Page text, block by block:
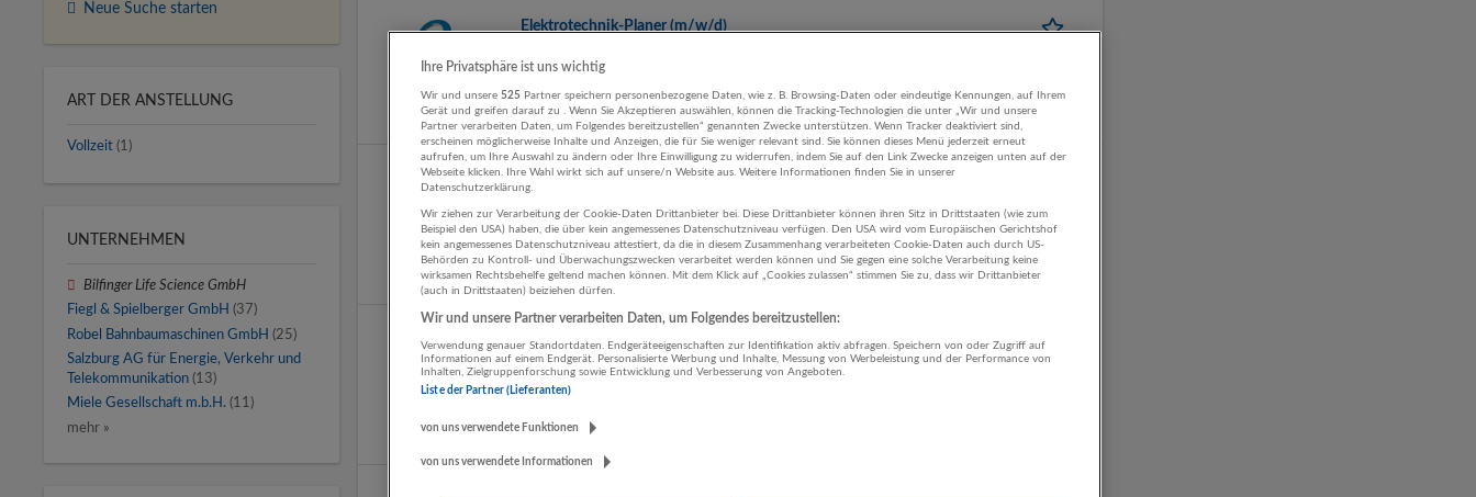
Elektrotechnik-Planer (m/w/d)
2230 Gänserndorf
Technik, Ingenieurwesen | Deutsch
Projektleiter im Bereich Fernwärmespeicher (m/w/d)
31.07.2026,Bilfinger Life Science GmbH
Oberösterreich
Technik, Ingenieurwesen | Deutsch
Techniker Funktionale Sicherheit (m/w/d)
28.07.2026,Bilfinger Life Science GmbH
Krems an der Donau
Technik, Ingenieurwesen | Deutsch
Neue Suche starten
ART DER ANSTELLUNG
Vollzeit (1)
UNTERNEHMEN
Bilfinger Life Science GmbH
Fiegl & Spielberger GmbH (37)
Robel Bahnbaumaschinen GmbH (25)
Salzburg AG für Energie, Verkehr und
Telekommunikation (13)
Miele Gesellschaft m.b.H. (11)
mehr »
Ihre Privatsphäre ist uns wichtig
Wir und unsere525 Partner speichern personenbezogene Daten, wie z. B. Browsing-Daten oder eindeutige Kennungen, auf Ihrem
Gerät und greifen darauf zu . Wenn Sie Akzeptieren auswählen, können die Tracking-Technologien die unter „Wir und unsere
Partner verarbeiten Daten, um Folgendes bereitzustellen“ genannten Zwecke unterstützen. Wenn Tracker deaktiviert sind,
erscheinen möglicherweise Inhalte und Anzeigen, die für Sie weniger relevant sind. Sie können dieses Menü jederzeit erneut
aufrufen, um Ihre Auswahl zu ändern oder Ihre Einwilligung zu widerrufen, indem Sie auf den Link Zwecke anzeigen unten auf der
Webseite klicken. Ihre Wahl wirkt sich auf unsere/n Website aus. Weitere Informationen finden Sie in unserer
Datenschutzerklärung.
Wir ziehen zur Verarbeitung der Cookie-Daten Drittanbieter bei. Diese Drittanbieter können ihren Sitz in Drittstaaten (wie zum
Beispiel den USA) haben, die über kein angemessenes Datenschutzniveau verfügen. Den USA wird vom Europäischen Gerichtshof
kein angemessenes Datenschutzniveau attestiert, da die in diesem Zusammenhang verarbeiteten Cookie-Daten auch durch US-
Behörden zu Kontroll- und Überwachungszwecken verarbeitet werden können und Sie gegen eine solche Verarbeitung keine
wirksamen Rechtsbehelfe geltend machen können. Mit dem Klick auf „Cookies zulassen“ stimmen Sie zu, dass wir Drittanbieter
(auch in Drittstaaten) beiziehen dürfen.
Wir und unsere Partner verarbeiten Daten, um Folgendes bereitzustellen:
Verwendung genauer Standortdaten. Endgeräteeigenschaften zur Identifikation aktiv abfragen. Speichern von oder Zugriff auf
Informationen auf einem Endgerät. Personalisierte Werbung und Inhalte, Messung von Werbeleistung und der Performance von
Inhalten, Zielgruppenforschung sowie Entwicklung und Verbesserung von Angeboten.
Liste der Partner (Lieferanten)
von uns verwendete Funktionen
von uns verwendete Informationen